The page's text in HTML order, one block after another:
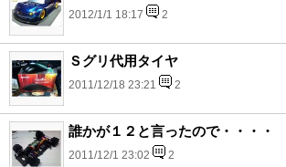
2012/1/1 18:17 2
Ｓグリ代用タイヤ
2011/12/18 23:21 2
誰かが１２と言ったので・・・・
2011/12/1 23:02 2